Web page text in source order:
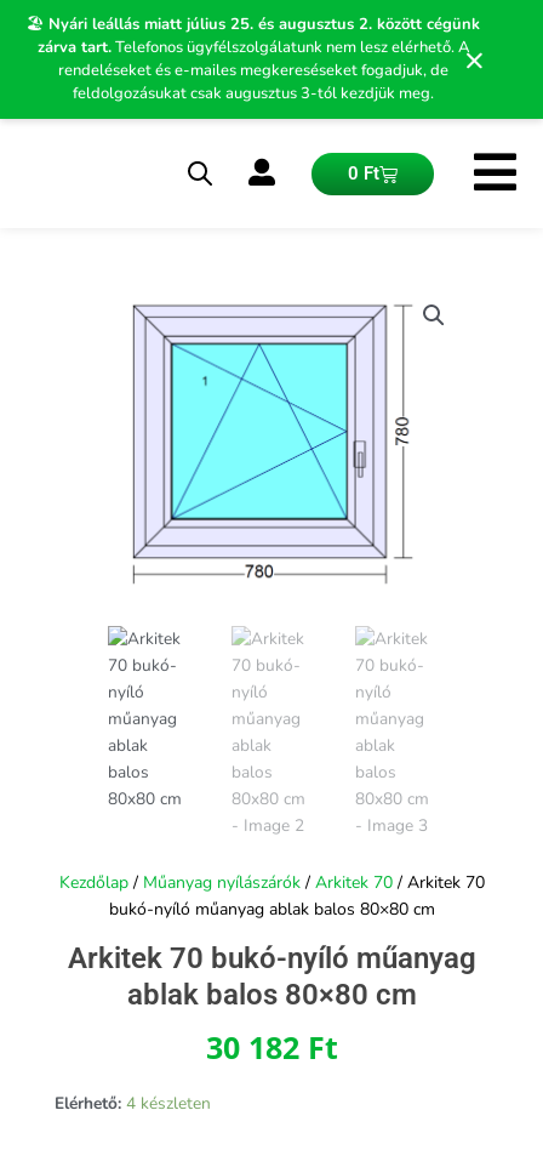
🏖️ Nyári leállás miatt július 25. és augusztus 2. között cégünk
zárva tart.Telefonos ügyfélszolgálatunk nem lesz elérhető. A
rendeléseket és e-mailes megkereséseket fogadjuk, de
feldolgozásukat csak augusztus 3-tól kezdjük meg.
×
Skip
0 FtKosár
Kezdőlap/ Műanyag nyílászárók/ Arkitek 70/ Arkitek 70
bukó-nyíló műanyag ablak balos 80×80 cm
Arkitek 70 bukó-nyíló műanyag
ablak balos 80×80 cm
30 182 Ft
Elérhető: 4 készleten